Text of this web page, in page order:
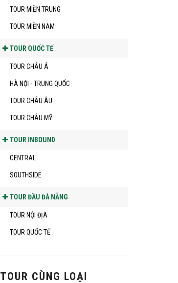
TOUR MIỀN TRUNG
TOUR MIỀN NAM
TOUR QUỐC TẾ
TOUR CHÂU Á
HÀ NỘI - TRUNG QUỐC
TOUR CHÂU ÂU
TOUR CHÂU MỸ
TOUR INBOUND
CENTRAL
SOUTHSIDE
TOUR ĐẦU ĐÀ NẴNG
TOUR NỘI ĐỊA
TOUR QUỐC TẾ
TOUR CÙNG LOẠI